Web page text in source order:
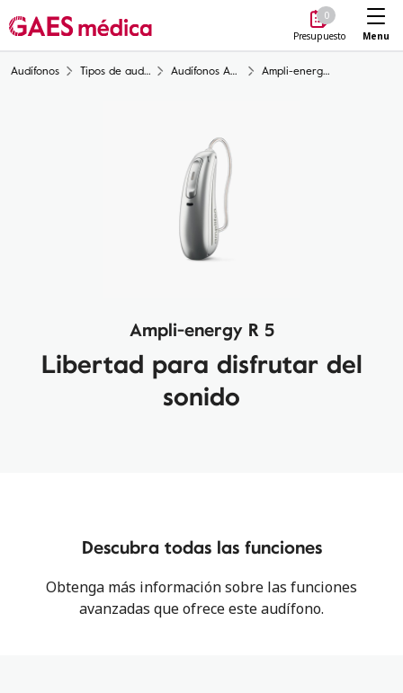
0
Presupuesto Menu
Audífonos Tipos de audífonos Audífonos Auriculares en canal (RIC) Ampli-energy R 5
Ampli-energy R 5
Libertad para disfrutar del
sonido
Descubra todas las funciones
Obtenga más información sobre las funciones
avanzadas que ofrece este audífono.